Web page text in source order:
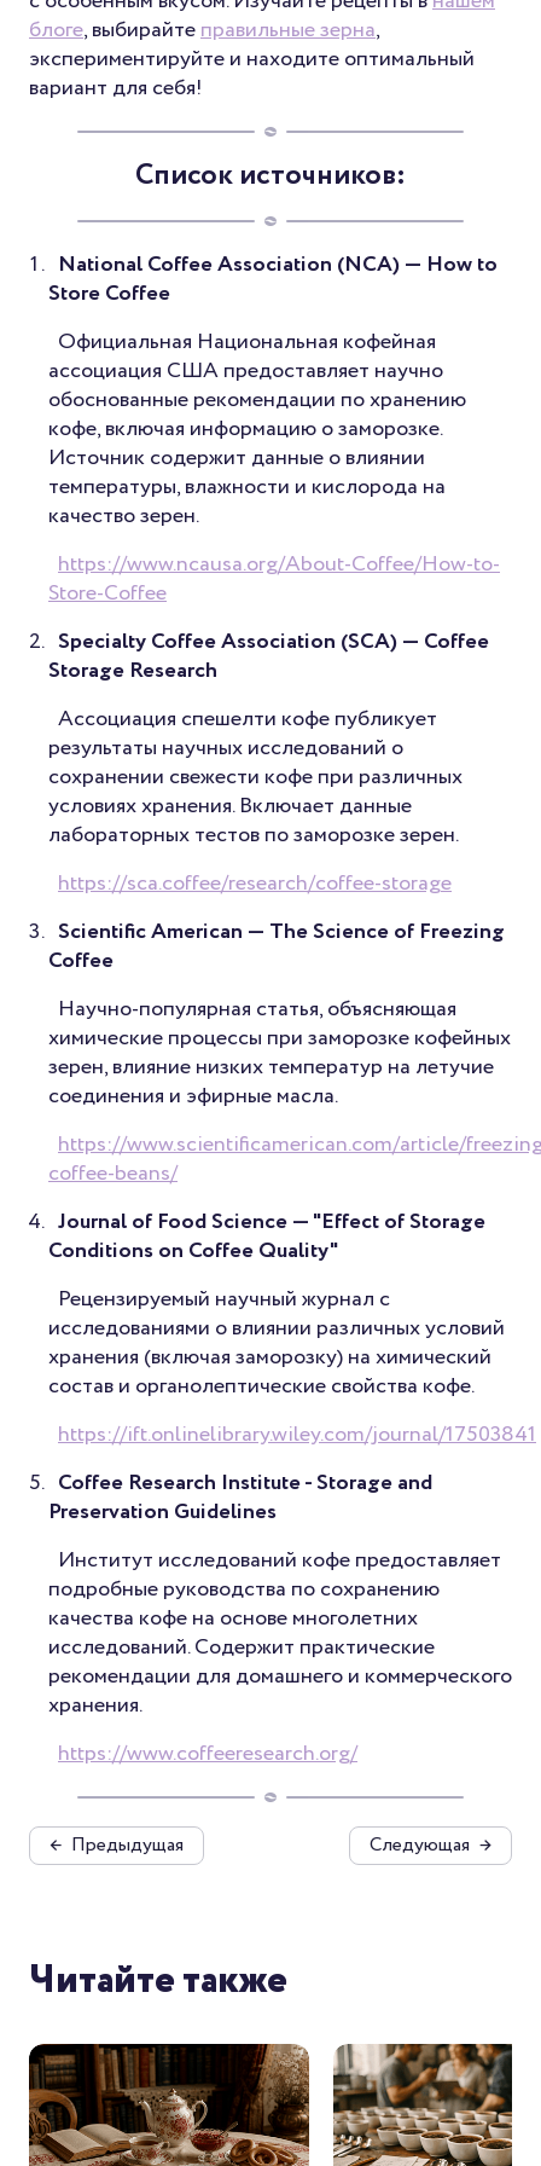
блоге, выбирайтеправильные зерна,
экспериментируйте и находите оптимальный
вариант для себя!
Список источников:
National Coffee Association (NCA)— How to
Store Coffee
Официальная Национальная кофейная
ассоциация США предоставляет научно
обоснованные рекомендации по хранению
кофе, включая информацию о заморозке.
Источник содержит данные о влиянии
температуры, влажности и кислорода на
качество зерен.
https://www.ncausa.org/About-Coffee/How-to-
Store-Coffee
Specialty Coffee Association (SCA)— Coffee
Storage Research
Ассоциация спешелти кофе публикует
результаты научных исследований о
сохранении свежести кофе при различных
условиях хранения. Включает данные
лабораторных тестов по заморозке зерен.
https://sca.coffee/research/coffee-storage
Scientific American — The Science of Freezing
Coffee
Научно-популярная статья, объясняющая
химические процессы при заморозке кофейных
зерен, влияние низких температур на летучие
соединения и эфирные масла.
https://www.scientificamerican.com/article/
coffee-beans/
Journal of Food Science—"Effect of Storage
Conditions on Coffee Quality"
Рецензируемый научный журнал с
исследованиями о влиянии различных условий
хранения (включая заморозку) на химический
состав и органолептические свойства кофе.
https://ift.onlinelibrary.wiley.com/journal/17503841
Coffee Research Institute - Storage and
Preservation Guidelines
Институт исследований кофе предоставляет
подробные руководства по сохранению
качества кофе на основе многолетних
исследований. Содержит практические
рекомендации для домашнего и коммерческого
хранения.
https://www.coffeeresearch.org/
← Предыдущая Следующая →
Читайте также